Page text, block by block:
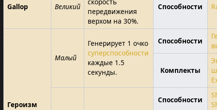
Gallop Великий
передвижения
верхом на 30%.
Способности
Героизм
Малый
Генерирует 1 очко
суперспособности
каждые 1.5
секунды.
Способности
Комплекты
Способности